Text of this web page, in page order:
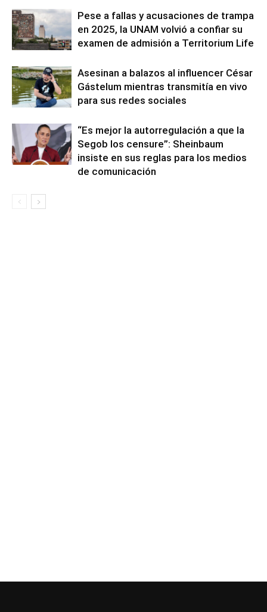
Pese a fallas y acusaciones de trampa
en 2025, la UNAM volvió a confiar su
examen de admisión a Territorium Life
Asesinan a balazos al influencer César
Gástelum mientras transmitía en vivo
para sus redes sociales
“Es mejor la autorregulación a que la
Segob los censure”: Sheinbaum
insiste en sus reglas para los medios
de comunicación